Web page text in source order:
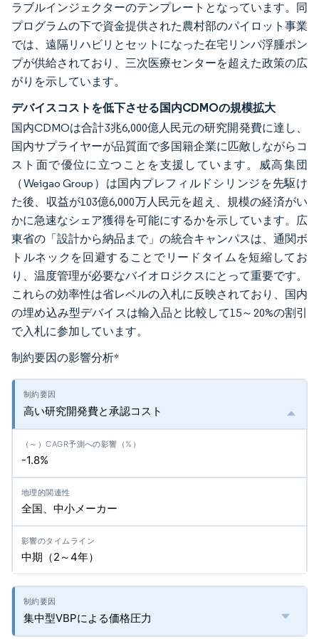
ラブルインジェクターのテンプレートとなっています。同
プログラムの下で資金提供された農村部のパイロット事業
では、遠隔リハビリとセットになった在宅リンパ浮腫ポン
プが供給されており、三次医療センターを超えた政策の広
がりを示しています。
デバイスコストを低下させる国内CDMOの規模拡大
国内CDMOは合計3兆6,000億人民元の研究開発費に達し、
国内サプライヤーが品質面で多国籍企業に匹敵しながらコ
スト面で優位に立つことを支援しています。威高集団
（Weigao Group）は国内プレフィルドシリンジを先駆け
た後、収益が103億6,000万人民元を超え、規模の経済がい
かに急速なシェア獲得を可能にするかを示しています。広
東省の「設計から納品まで」の統合キャンパスは、通関ボ
トルネックを回避することでリードタイムを短縮してお
り、温度管理が必要なバイオロジクスにとって重要です。
これらの効率性は省レベルの入札に反映されており、国内
の埋め込み型デバイスは輸入品と比較して15～20%の割引
で入札に参加しています。
制約要因の影響分析*
高い研究開発費と承認コスト
-1.8%
全国、中小メーカー
中期（2～4年）
集中型VBPによる価格圧力